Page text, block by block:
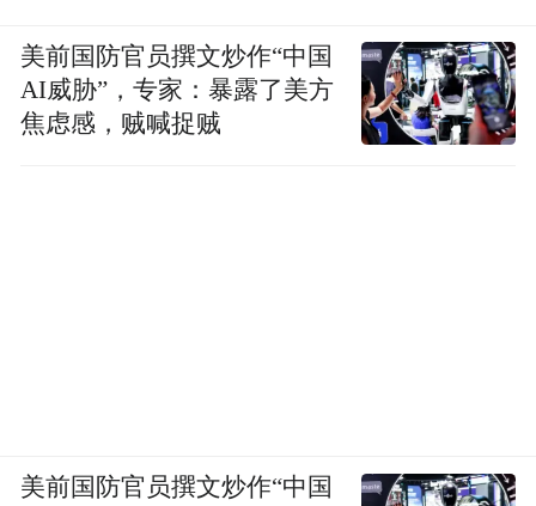
美前国防官员撰文炒作“中国
AI威胁”，专家：暴露了美方
焦虑感，贼喊捉贼
美前国防官员撰文炒作“中国